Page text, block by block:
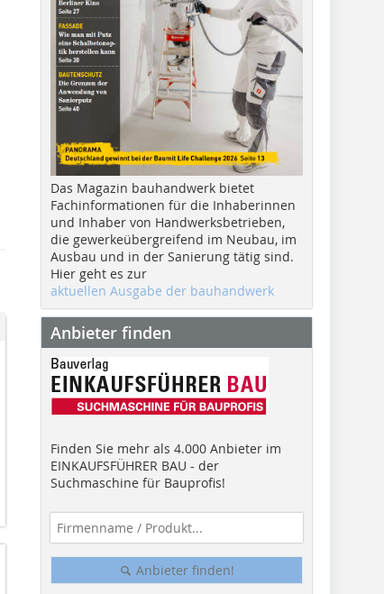
Das Magazin bauhandwerk bietet
Fachinformationen für die Inhaberinnen
und Inhaber von Handwerksbetrieben,
die gewerkeübergreifend im Neubau, im
Ausbau und in der Sanierung tätig sind.
Hier geht es zur
aktuellen Ausgabe der bauhandwerk
Anbieter finden
Finden Sie mehr als 4.000 Anbieter im
EINKAUFSFÜHRER BAU - der
Suchmaschine für Bauprofis!
Anbieter finden!